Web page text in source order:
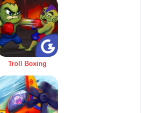
Troll Boxing